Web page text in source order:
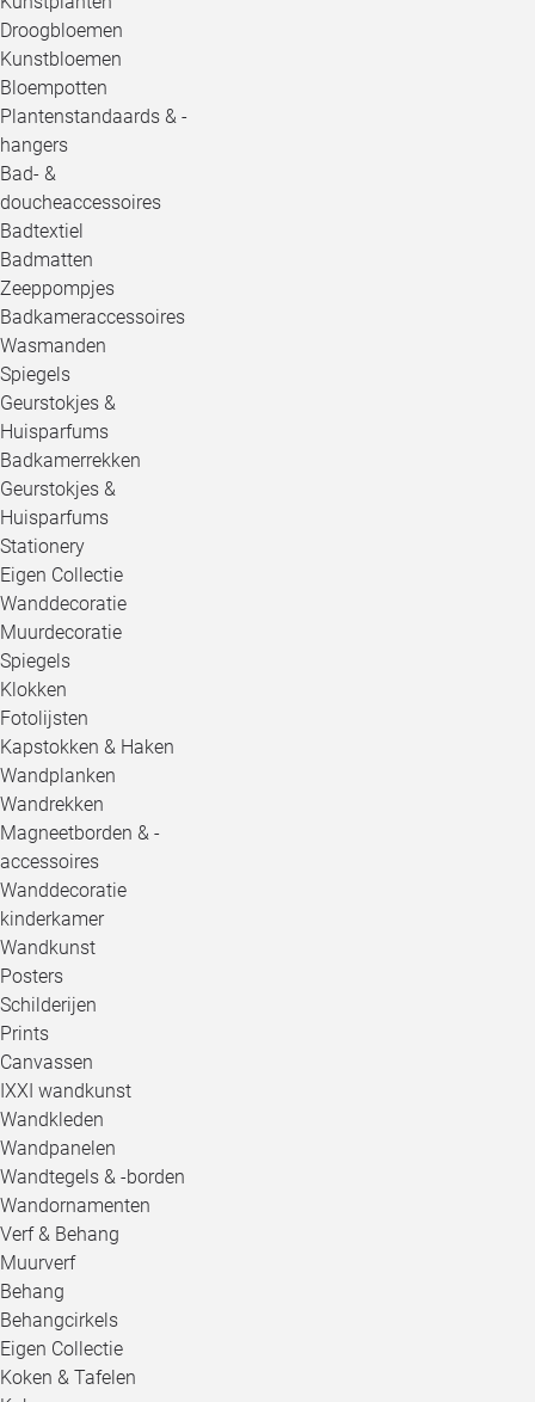
Droogbloemen
Kunstbloemen
Bloempotten
Plantenstandaards & -
hangers
Bad- &
doucheaccessoires
Badtextiel
Badmatten
Zeeppompjes
Badkameraccessoires
Wasmanden
Spiegels
Geurstokjes &
Huisparfums
Badkamerrekken
Geurstokjes &
Huisparfums
Stationery
Eigen Collectie
Wanddecoratie
Muurdecoratie
Spiegels
Klokken
Fotolijsten
Kapstokken & Haken
Wandplanken
Wandrekken
Magneetborden & -
accessoires
Wanddecoratie
kinderkamer
Wandkunst
Posters
Schilderijen
Prints
Canvassen
IXXI wandkunst
Wandkleden
Wandpanelen
Wandtegels & -borden
Wandornamenten
Verf & Behang
Muurverf
Behang
Behangcirkels
Eigen Collectie
Koken & Tafelen